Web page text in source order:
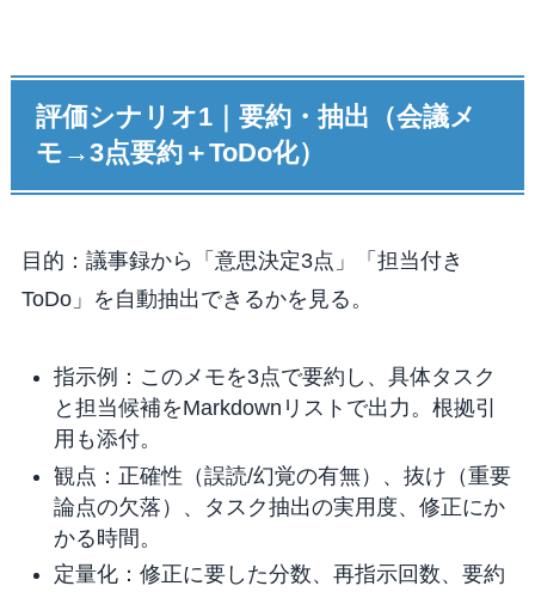
評価シナリオ1｜要約・抽出（会議メ
モ→3点要約＋ToDo化）
目的：議事録から「意思決定3点」「担当付き
ToDo」を自動抽出できるかを見る。
指示例：このメモを3点で要約し、具体タスク
と担当候補をMarkdownリストで出力。根拠引
用も添付。
観点：正確性（誤読/幻覚の有無）、抜け（重要
論点の欠落）、タスク抽出の実用度、修正にか
かる時間。
定量化：修正に要した分数、再指示回数、要約